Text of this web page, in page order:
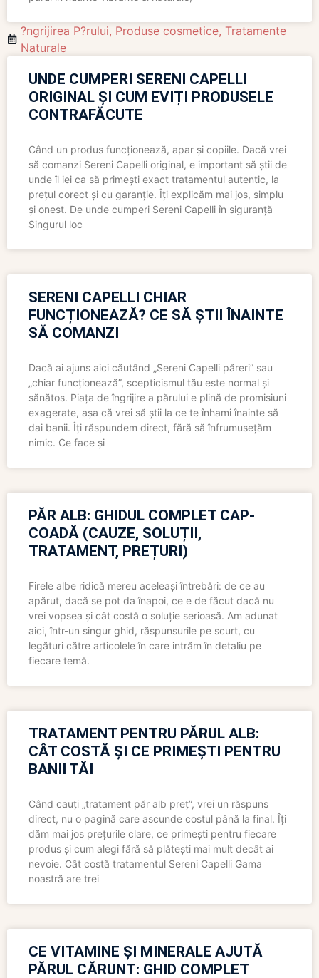
?ngrijirea P?rului, Produse cosmetice, Tratamente
Naturale
UNDE CUMPERI SERENI CAPELLI
ORIGINAL ȘI CUM EVIȚI PRODUSELE
CONTRAFĂCUTE
Când un produs funcționează, apar și copiile. Dacă vrei
să comanzi Sereni Capelli original, e important să știi de
unde îl iei ca să primești exact tratamentul autentic, la
prețul corect și cu garanție. Îți explicăm mai jos, simplu
și onest. De unde cumperi Sereni Capelli în siguranță
Singurul loc
SERENI CAPELLI CHIAR
FUNCȚIONEAZĂ? CE SĂ ȘTII ÎNAINTE
SĂ COMANZI
Dacă ai ajuns aici căutând „Sereni Capelli păreri” sau
„chiar funcționează”, scepticismul tău este normal și
sănătos. Piața de îngrijire a părului e plină de promisiuni
exagerate, așa că vrei să știi la ce te înhami înainte să
dai banii. Îți răspundem direct, fără să înfrumusețăm
nimic. Ce face și
PĂR ALB: GHIDUL COMPLET CAP-
COADĂ (CAUZE, SOLUȚII,
TRATAMENT, PREȚURI)
Firele albe ridică mereu aceleași întrebări: de ce au
apărut, dacă se pot da înapoi, ce e de făcut dacă nu
vrei vopsea și cât costă o soluție serioasă. Am adunat
aici, într-un singur ghid, răspunsurile pe scurt, cu
legături către articolele în care intrăm în detaliu pe
fiecare temă.
TRATAMENT PENTRU PĂRUL ALB:
CÂT COSTĂ ȘI CE PRIMEȘTI PENTRU
BANII TĂI
Când cauți „tratament păr alb preț”, vrei un răspuns
direct, nu o pagină care ascunde costul până la final. Îți
dăm mai jos prețurile clare, ce primești pentru fiecare
produs și cum alegi fără să plătești mai mult decât ai
nevoie. Cât costă tratamentul Sereni Capelli Gama
noastră are trei
CE VITAMINE ȘI MINERALE AJUTĂ
PĂRUL CĂRUNT: GHID COMPLET